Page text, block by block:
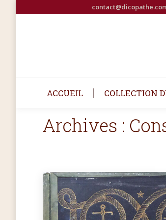
ACCUEIL COLLECTION
Archives :